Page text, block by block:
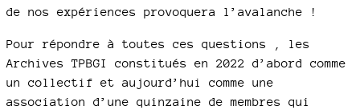
de nos expériences provoquera l’avalanche !
Pour répondre à toutes ces questions , les
Archives TPBGI constitués en 2022 d’abord comme
un collectif et aujourd’hui comme une
association d’une quinzaine de membres qui